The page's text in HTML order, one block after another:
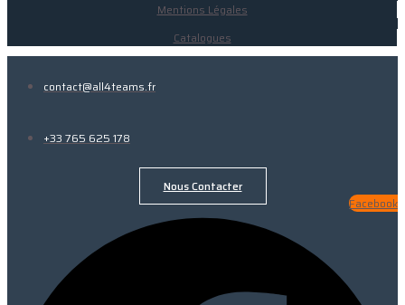
Mentions Légales
Catalogues
contact@all4teams.fr
+33 765 625 178
Nous Contacter
Facebook